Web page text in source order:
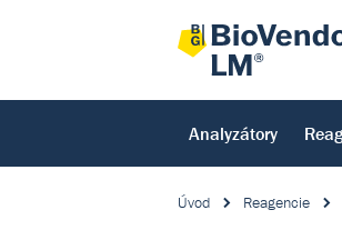
Analyzátory
Úvod Reagencie